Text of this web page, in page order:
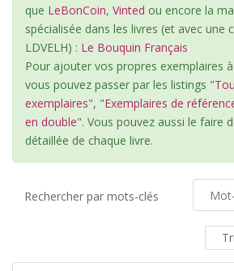
que LeBonCoin, Vinted ou encore la
spécialisée dans les livres (et avec une
LDVELH) : Le Bouquin Français
Pour ajouter vos propres exemplaires
vous pouvez passer par les listings "
exemplaires", "Exemplaires de
en double". Vous pouvez aussi le faire
détaillée de chaque livre.
Rechercher par mots-clés